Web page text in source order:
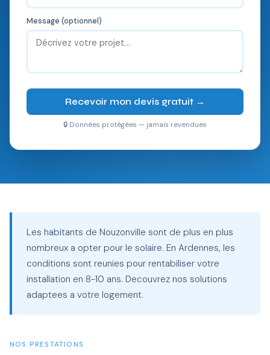
Message (optionnel)
Recevoir mon devis gratuit →
🔒 Données protégées — jamais revendues
Les habitants de Nouzonville sont de plus en plus
nombreux a opter pour le solaire. En Ardennes, les
conditions sont reunies pour rentabiliser votre
installation en 8-10 ans. Decouvrez nos solutions
adaptees a votre logement.
NOS PRESTATIONS